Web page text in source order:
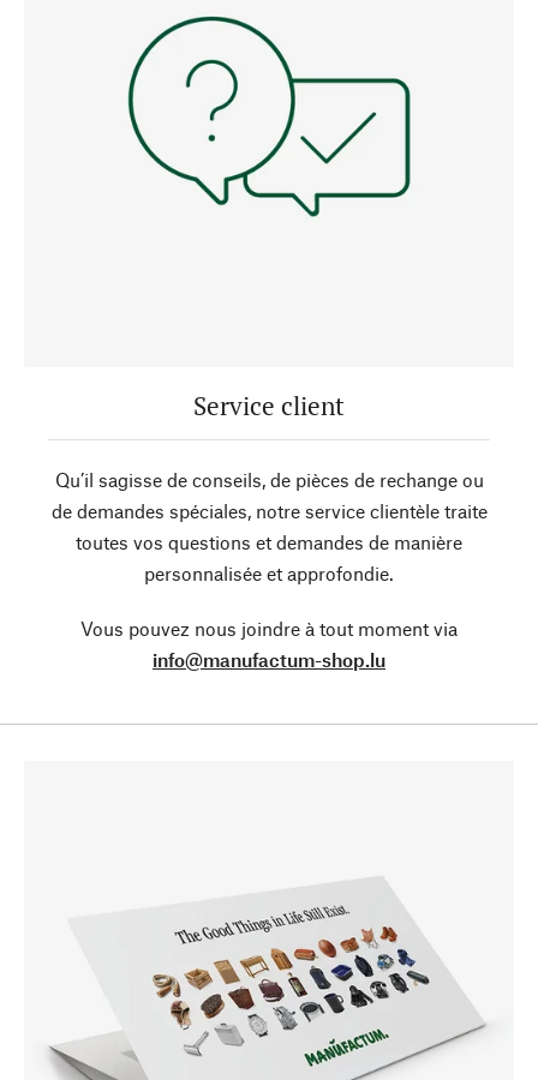
Service client
Qu’il sagisse de conseils, de pièces de rechange ou
de demandes spéciales, notre service clientèle traite
toutes vos questions et demandes de manière
personnalisée et approfondie.
Vous pouvez nous joindre à tout moment via
info@manufactum-shop.lu